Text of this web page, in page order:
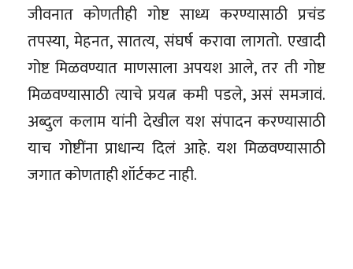
जीवनात कोणतीही गोष्ट साध्य करण्यासाठी प्रचंड
तपस्या, मेहनत, सातत्य, संघर्ष करावा लागतो. एखादी
गोष्ट मिळवण्यात माणसाला अपयश आले, तर ती गोष्ट
मिळवण्यासाठी त्याचे प्रयत्न कमी पडले, असं समजावं.
अब्दुल कलाम यांनी देखील यश संपादन करण्यासाठी
याच गोष्टींना प्राधान्य दिलं आहे. यश मिळवण्यासाठी
जगात कोणताही शॉर्टकट नाही.